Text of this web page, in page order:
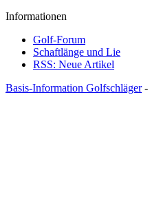
Informationen
Golf-Forum
Schaftlänge und Lie
RSS: Neue Artikel
Basis-Information Golfschläger-